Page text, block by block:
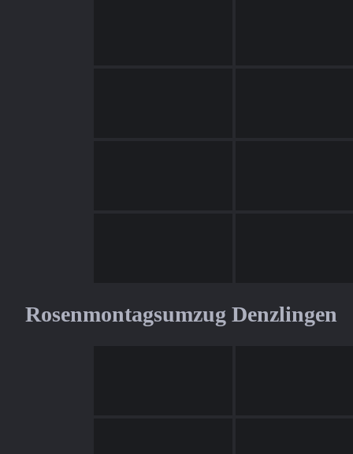
Rosenmontagsumzug Denzlingen